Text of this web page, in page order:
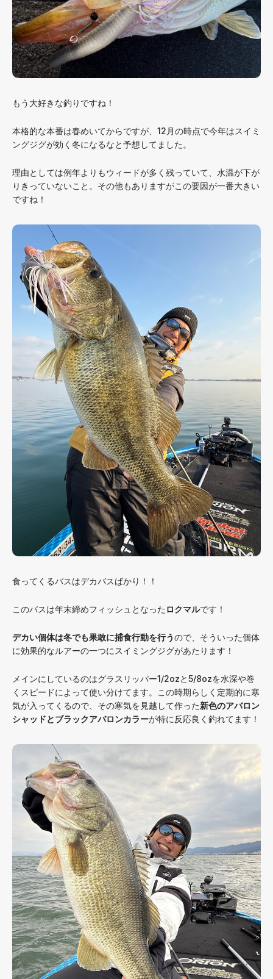
もう大好きな釣りですね！
本格的な本番は春めいてからですが、12月の時点で今年はスイミ
ングジグが効く冬になるなと予想してました。
理由としては例年よりもウィードが多く残っていて、水温が下が
りきっていないこと。その他もありますがこの要因が一番大きい
ですね！
食ってくるバスはデカバスばかり！！
このバスは年末締めフィッシュとなった ロクマルです！
デカい個体は冬でも果敢に捕食行動を行うので、そういった個体
に効果的なルアーの一つにスイミングジグがあたります！
メインにしているのはグラスリッパー1/2ozと5/8ozを水深や巻
くスピードによって使い分けてます。この時期らしく定期的に寒
気が入ってくるので、その寒気を見越して作った新色のアバロン
シャッドとブラックアバロンカラーが特に反応良く釣れてます！